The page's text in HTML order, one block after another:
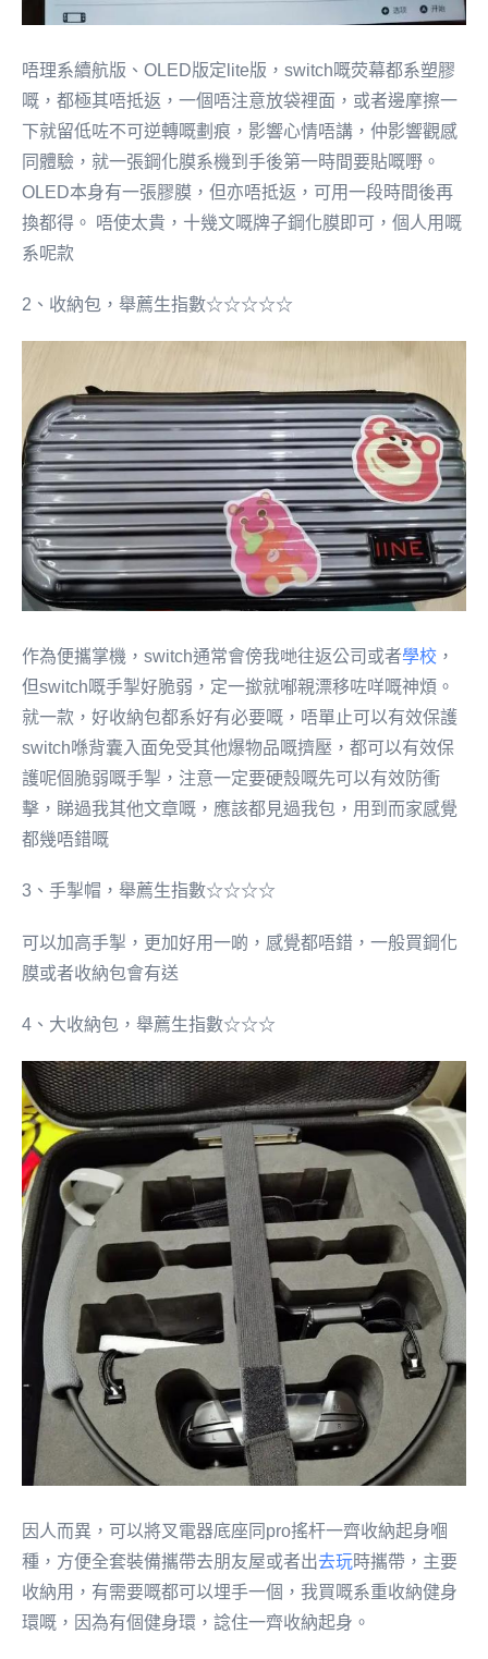
唔理系續航版、OLED版定lite版，switch嘅荧幕都系塑膠
嘅，都極其唔抵返，一個唔注意放袋裡面，或者邊摩擦一
下就留低咗不可逆轉嘅劃痕，影響心情唔講，仲影響觀感
同體驗，就一張鋼化膜系機到手後第一時間要貼嘅嘢。
OLED本身有一張膠膜，但亦唔抵返，可用一段時間後再
換都得。 唔使太貴，十幾文嘅牌子鋼化膜即可，個人用嘅
系呢款
2、收納包，舉薦生指數☆☆☆☆☆
作為便攜掌機，switch通常會傍我哋往返公司或者學校 ，
但switch嘅手掣好脆弱，定一撳就喐親漂移咗咩嘅神煩。
就一款，好收納包都系好有必要嘅，唔單止可以有效保護
switch喺背囊入面免受其他爆物品嘅擠壓，都可以有效保
護呢個脆弱嘅手掣，注意一定要硬殼嘅先可以有效防衝
擊，睇過我其他文章嘅，應該都見過我包，用到而家感覺
都幾唔錯嘅
3、手掣帽，舉薦生指數☆☆☆☆
可以加高手掣，更加好用一啲，感覺都唔錯，一般買鋼化
膜或者收納包會有送
4、大收納包，舉薦生指數☆☆☆
因人而異，可以將叉電器底座同pro搖杆一齊收納起身嗰
種，方便全套裝備攜帶去朋友屋或者出去玩時攜帶，主要
收納用，有需要嘅都可以埋手一個，我買嘅系重收納健身
環嘅，因為有個健身環，諗住一齊收納起身。